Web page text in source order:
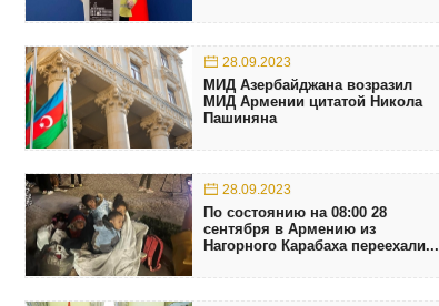
28.09.2023
МИД Азербайджана возразил
МИД Армении цитатой Никола
Пашиняна
28.09.2023
По состоянию на 08:00 28
сентября в Армению из
Нагорного Карабаха переехали...